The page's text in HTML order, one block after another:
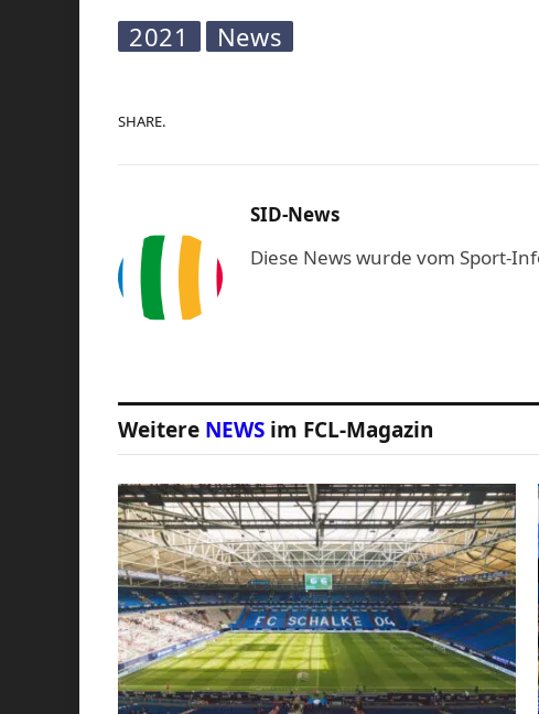
2021 News
SHARE.
SID-News
Diese News wurde vom Sport-
Weitere NEWS im FCL-Magazin